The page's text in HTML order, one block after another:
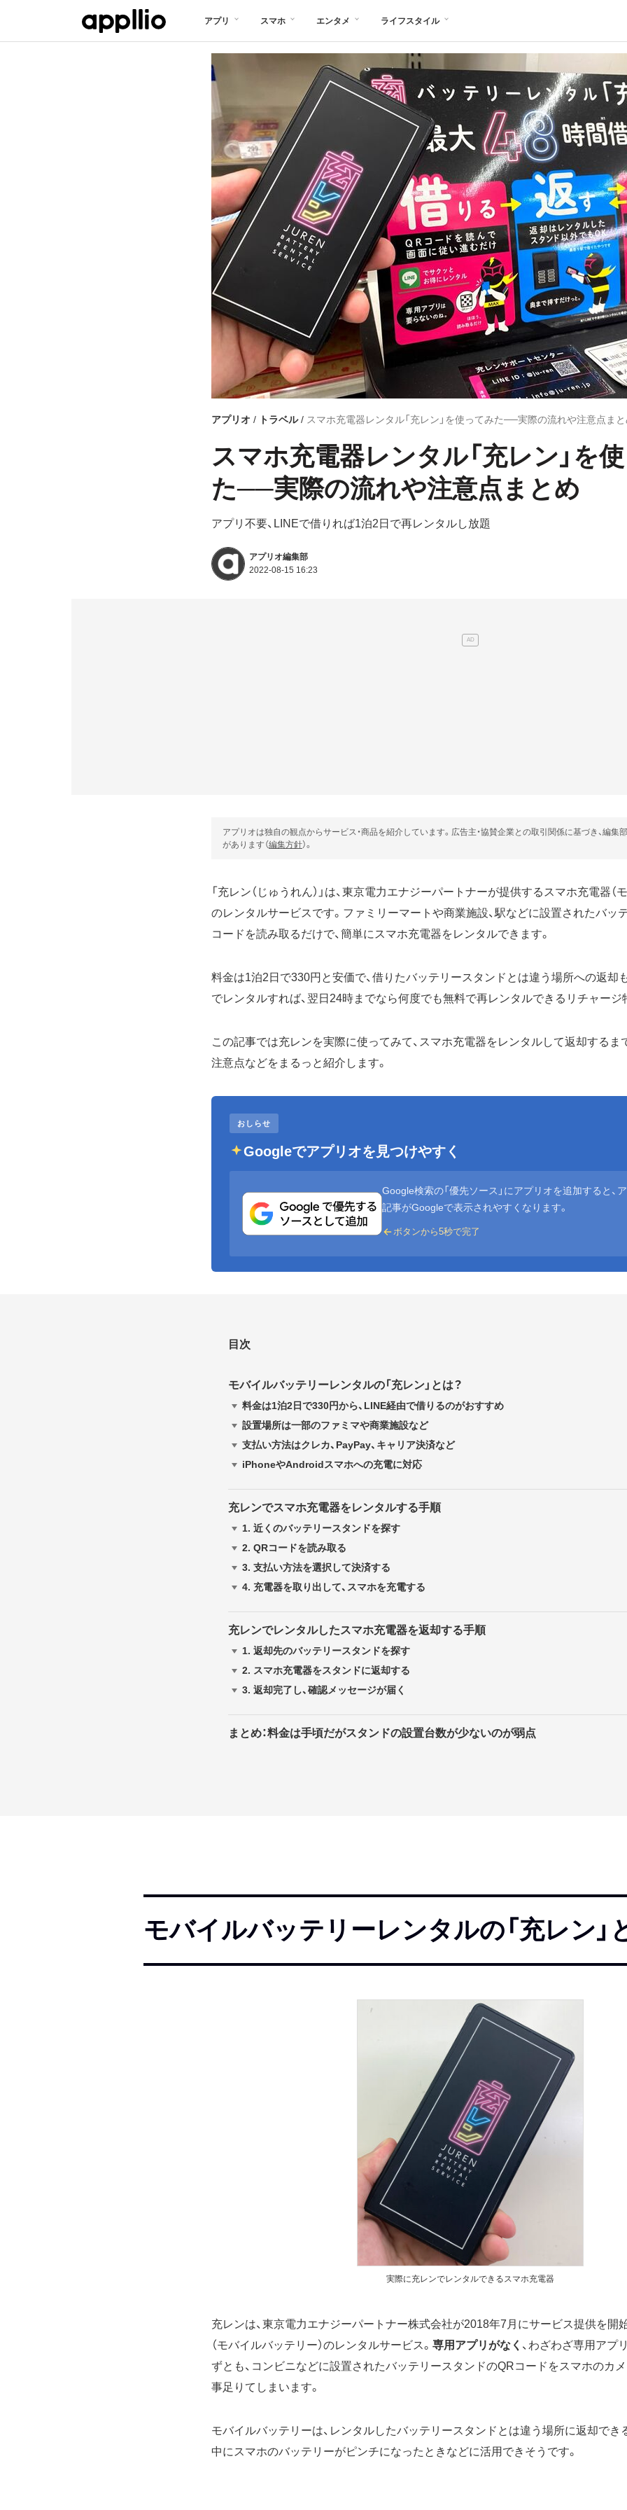
アプリ スマホ エンタメ ライフスタイル
アプリオ トラベル スマホ充電器レンタル「充レン」を使ってみた──実際の流れや注意点ま
スマホ充電器レンタル「充レン」を
た──実際の流れや注意点まとめ
アプリ不要、LINEで借りれば1泊2日で再レンタルし放題
アプリオ編集部
2022-08-15 16:23
アプリオは独自の観点からサービス・商品を紹介しています。広告主・協賛企業との取引関係に基づき、編集
があります（編集方針）。
「充レン（じゅうれん）」は、東京電力エナジーパートナーが提供するスマホ充電器（
のレンタルサービスです。ファミリーマートや商業施設、駅などに設置されたバッ
コードを読み取るだけで、簡単にスマホ充電器をレンタルできます。
料金は1泊2日で330円と安価で、借りたバッテリースタンドとは違う場所への返却
でレンタルすれば、翌日24時までなら何度でも無料で再レンタルできるリチャージ
この記事では充レンを実際に使ってみて、スマホ充電器をレンタルして返却するま
注意点などをまるっと紹介します。
おしらせ
Googleでアプリオを見つけやすく
Google検索の「優先ソース」にアプリオを追加すると、
記事がGoogleで表示されやすくなります。
ボタンから5秒で完了
目次
モバイルバッテリーレンタルの「充レン」とは？
料金は1泊2日で330円から、LINE経由で借りるのがおすすめ
設置場所は一部のファミマや商業施設など
支払い方法はクレカ、PayPay、キャリア決済など
iPhoneやAndroidスマホへの充電に対応
充レンでスマホ充電器をレンタルする手順
1. 近くのバッテリースタンドを探す
2. QRコードを読み取る
3. 支払い方法を選択して決済する
4. 充電器を取り出して、スマホを充電する
充レンでレンタルしたスマホ充電器を返却する手順
1. 返却先のバッテリースタンドを探す
2. スマホ充電器をスタンドに返却する
3. 返却完了し、確認メッセージが届く
まとめ：料金は手頃だがスタンドの設置台数が少ないのが弱点
モバイルバッテリーレンタルの「充レン」
実際に充レンでレンタルできるスマホ充電器
充レンは、東京電力エナジーパートナー株式会社が2018年7月にサービス提供を開
（モバイルバッテリー）のレンタルサービス。 専用アプリがなく 、わざわざ専用アプ
ずとも、コンビニなどに設置されたバッテリースタンドのQRコードをスマホのカ
事足りてしまいます。
モバイルバッテリーは、レンタルしたバッテリースタンドとは違う場所に返却でき
中にスマホのバッテリーがピンチになったときなどに活用できそうです。